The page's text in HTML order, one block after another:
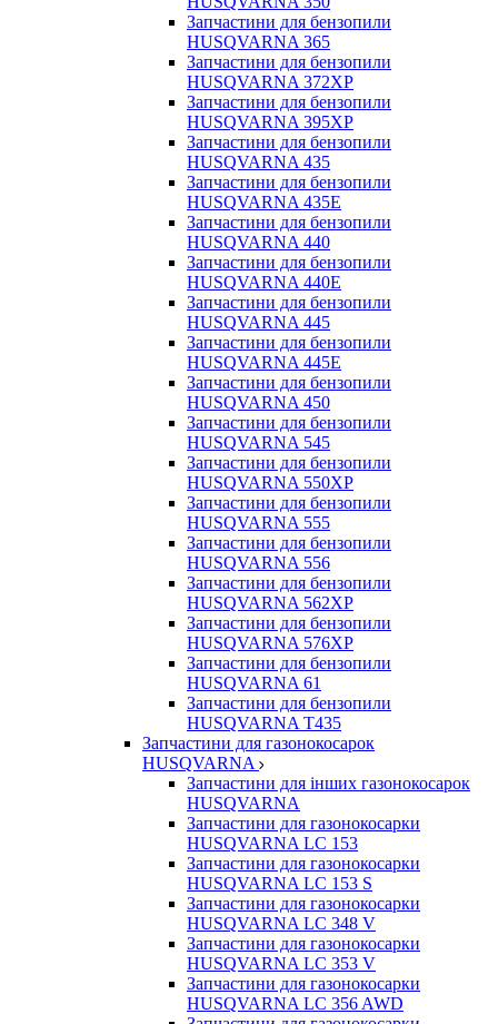
Запчастини для бензопили
HUSQVARNA 365
Запчастини для бензопили
HUSQVARNA 372XP
Запчастини для бензопили
HUSQVARNA 395XP
Запчастини для бензопили
HUSQVARNA 435
Запчастини для бензопили
HUSQVARNA 435E
Запчастини для бензопили
HUSQVARNA 440
Запчастини для бензопили
HUSQVARNA 440Е
Запчастини для бензопили
HUSQVARNA 445
Запчастини для бензопили
HUSQVARNA 445E
Запчастини для бензопили
HUSQVARNA 450
Запчастини для бензопили
HUSQVARNA 545
Запчастини для бензопили
HUSQVARNA 550ХР
Запчастини для бензопили
HUSQVARNA 555
Запчастини для бензопили
HUSQVARNA 556
Запчастини для бензопили
HUSQVARNA 562ХР
Запчастини для бензопили
HUSQVARNA 576XP
Запчастини для бензопили
HUSQVARNA 61
Запчастини для бензопили
HUSQVARNA T435
Запчастини для газонокосарок
HUSQVARNA
Запчастини для інших газонокосарок
HUSQVARNA
Запчастини для газонокосарки
HUSQVARNA LC 153
Запчастини для газонокосарки
HUSQVARNA LC 153 S
Запчастини для газонокосарки
HUSQVARNA LC 348 V
Запчастини для газонокосарки
HUSQVARNA LC 353 V
Запчастини для газонокосарки
HUSQVARNA LC 356 AWD